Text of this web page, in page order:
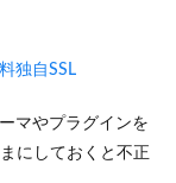
独自SSL
マやプラグインを
にしておくと不正